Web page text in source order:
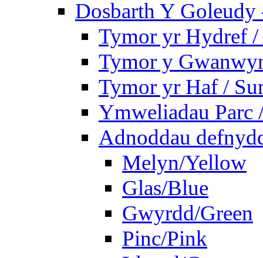
Dosbarth Y
Tymor yr Hydref
Tymor y
Tymor yr Haf /
Ymweliadau Parc
Adnoddau
Melyn/Yellow
Glas/Blue
Gwyrdd/Green
Pinc/Pink